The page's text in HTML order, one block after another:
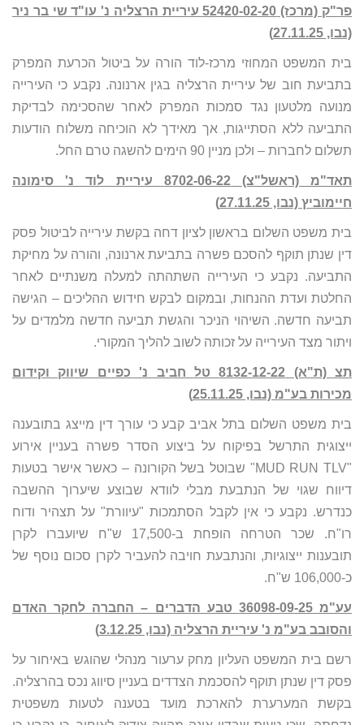
פר"ק (מרכז) 52420-02-20 עיריית הרצליה נ' עו"ד שי בר ניר
(נבו, 27.11.25)
בית המשפט המחוזי מרכז-לוד הורה על ביטול הכרעת המפרק
בתביעת חוב של עיריית הרצליה בגין ארנונה. נקבע כי העירייה
מנועה מלטעון נגד סמכות המפרק לאחר שהסכימה לבדיקת
התביעה ללא הסתייגות, אך מאידך לא הוכיחה משלוח הודעות
תשלום לחברות – ולכן מניין 90 הימים להשגה טרם החל.
תאד"מ (ראשל"צ) 8702-06-22 עיריית לוד נ' סימונה
חיימוביץ (נבו, 27.11.25)
בית משפט השלום בראשון לציון דחה בקשת עירייה לביטול פסק
דין שנתן תוקף להסכם פשרה בתביעת ארנונה, והורה על מחיקת
התביעה. נקבע כי העירייה השתהתה למעלה משנתיים לאחר
החלטת ועדת ההנחות, ובמקום לבקש חידוש ההליכים – הגישה
תביעה חדשה. השיהוי הניכר והגשת תביעה חדשה מלמדים על
ויתור מצד העירייה על זכותה לשוב להליך המקורי.
תצ (ת"א) 8132-12-22 טל חביב נ' כפיים שיווק וקידום
מכירות בע"מ (נבו, 25.11.25)
בית משפט השלום בתל אביב קבע כי עורך דין מייצג בתובענה
ייצוגית התרשל בפיקוח על ביצוע הסדר פשרה בעניין אירוע
"MUD RUN TLV" שבוטל בשל הקורונה – כאשר אישר בטעות
דיווח שגוי של הנתבעת מבלי לוודא שבוצע שיערוך ההשבה
כנדרש. נקבע כי אין לקבל הסתמכות "עיוורת" על תצהיר ודוח
רו"ח. שכר הטרחה הופחת ב-17,500 ש"ח שיועברו לקרן
תובענות ייצוגיות, והנתבעת חויבה להעביר לקרן סכום נוסף של
כ-106,000 ש"ח.
עע"מ 36098-09-25 טבע הדברים – החברה לחקר האדם
והסובב בע"מ נ' עיריית הרצליה (נבו, 3.12.25)
רשם בית המשפט העליון מחק ערעור מנהלי שהוגש באיחור על
פסק דין שנתן תוקף להסכמת הצדדים בעניין סיווג נכס בהרצליה.
בקשת המערערת להארכת מועד בטענה לטעות משפטית